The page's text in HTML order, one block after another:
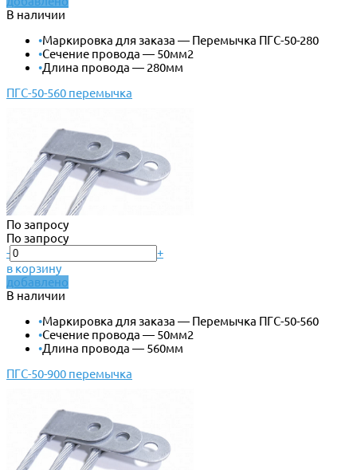
В наличии
•Маркировка для заказа — Перемычка ПГС-50-280
•Сечение провода — 50мм2
•Длина провода — 280мм
ПГС-50-560 перемычка
По запросу
По запросу
-
+
в корзину
добавлено
В наличии
•Маркировка для заказа — Перемычка ПГС-50-560
•Сечение провода — 50мм2
•Длина провода — 560мм
ПГС-50-900 перемычка